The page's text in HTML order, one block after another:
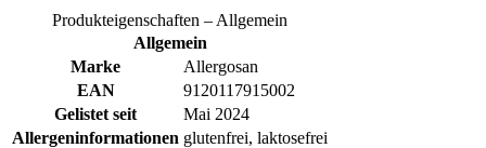
Produkteigenschaften – Allgemein
Allgemein
Marke
Allergosan
EAN
9120117915002
Gelistet seit
Mai 2024
Allergeninformationen glutenfrei, laktosefrei